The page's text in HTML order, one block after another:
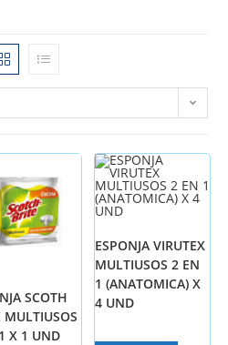
SCOTH
MULTIUSOS
X 1 UND
ESPONJA VIRUTEX
MULTIUSOS 2 EN
1 (ANATOMICA) X
4 UND